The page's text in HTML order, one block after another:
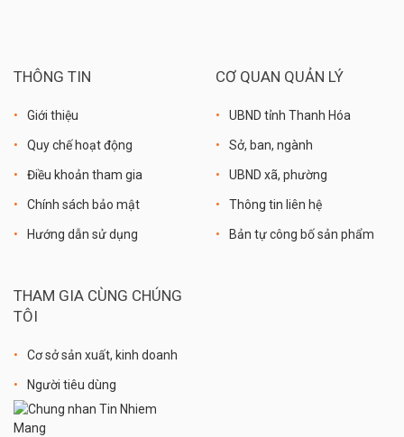
THÔNG TIN
Giới thiệu
Quy chế hoạt động
Điều khoản tham gia
Chính sách bảo mật
Hướng dẫn sử dụng
CƠ QUAN QUẢN LÝ
UBND tỉnh Thanh Hóa
Sở, ban, ngành
UBND xã, phường
Thông tin liên hệ
Bản tự công bố sản phẩm
THAM GIA CÙNG CHÚNG
TÔI
Cơ sở sản xuất, kinh doanh
Người tiêu dùng